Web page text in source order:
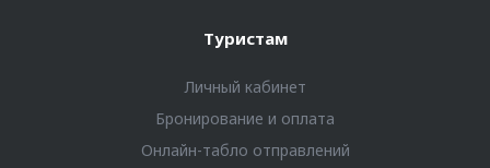
Туристам
Личный кабинет
Бронирование и оплата
Онлайн-табло отправлений